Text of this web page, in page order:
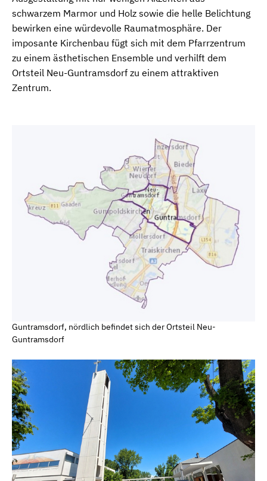
schwarzem Marmor und Holz sowie die helle Belichtung
bewirken eine würdevolle Raumatmosphäre. Der
imposante Kirchenbau fügt sich mit dem Pfarrzentrum
zu einem ästhetischen Ensemble und verhilft dem
Ortsteil Neu-Guntramsdorf zu einem attraktiven
Zentrum.
Guntramsdorf, nördlich befindet sich der Ortsteil Neu-
Guntramsdorf